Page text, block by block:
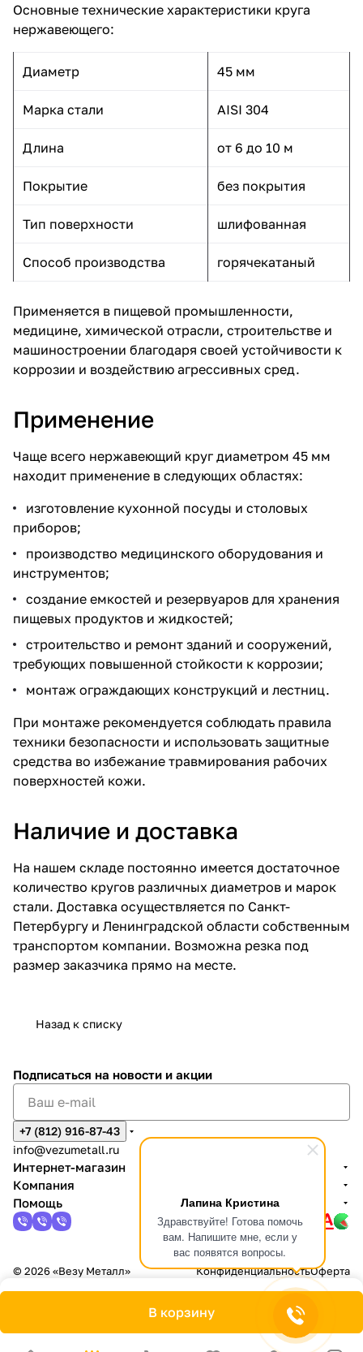
Лапина Кристина
Здравствуйте! Готова помочь
вам. Напишите мне, если у
вас появятся вопросы.
Основные технические характеристики круга
нержавеющего:
Диаметр 45 мм
Марка стали AISI 304
Длина от 6 до 10 м
Покрытие без покрытия
Тип поверхности шлифованная
Способ производства горячекатаный
Применяется в пищевой промышленности,
медицине, химической отрасли, строительстве и
машиностроении благодаря своей устойчивости к
коррозии и воздействию агрессивных сред.
Применение
Чаще всего нержавеющий круг диаметром 45 мм
находит применение в следующих областях:
изготовление кухонной посуды и столовых
приборов;
производство медицинского оборудования и
инструментов;
создание емкостей и резервуаров для хранения
пищевых продуктов и жидкостей;
строительство и ремонт зданий и сооружений,
требующих повышенной стойкости к коррозии;
монтаж ограждающих конструкций и лестниц.
При монтаже рекомендуется соблюдать правила
техники безопасности и использовать защитные
средства во избежание травмирования рабочих
поверхностей кожи.
Наличие и доставка
На нашем складе постоянно имеется достаточное
количество кругов различных диаметров и марок
стали. Доставка осуществляется по Санкт-
Петербургу и Ленинградской области собственным
транспортом компании. Возможна резка под
размер заказчика прямо на месте.
Назад к списку
В корзину
Подписаться на новости и акции
+7 (812) 916-87-43
info@vezumetall.ru
Интернет-магазин
Компания
Помощь
© 2026 «Везу Металл» КонфиденциальностьОферта